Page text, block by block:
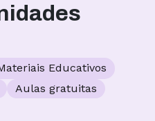
Educativos
Aulas gratuitas